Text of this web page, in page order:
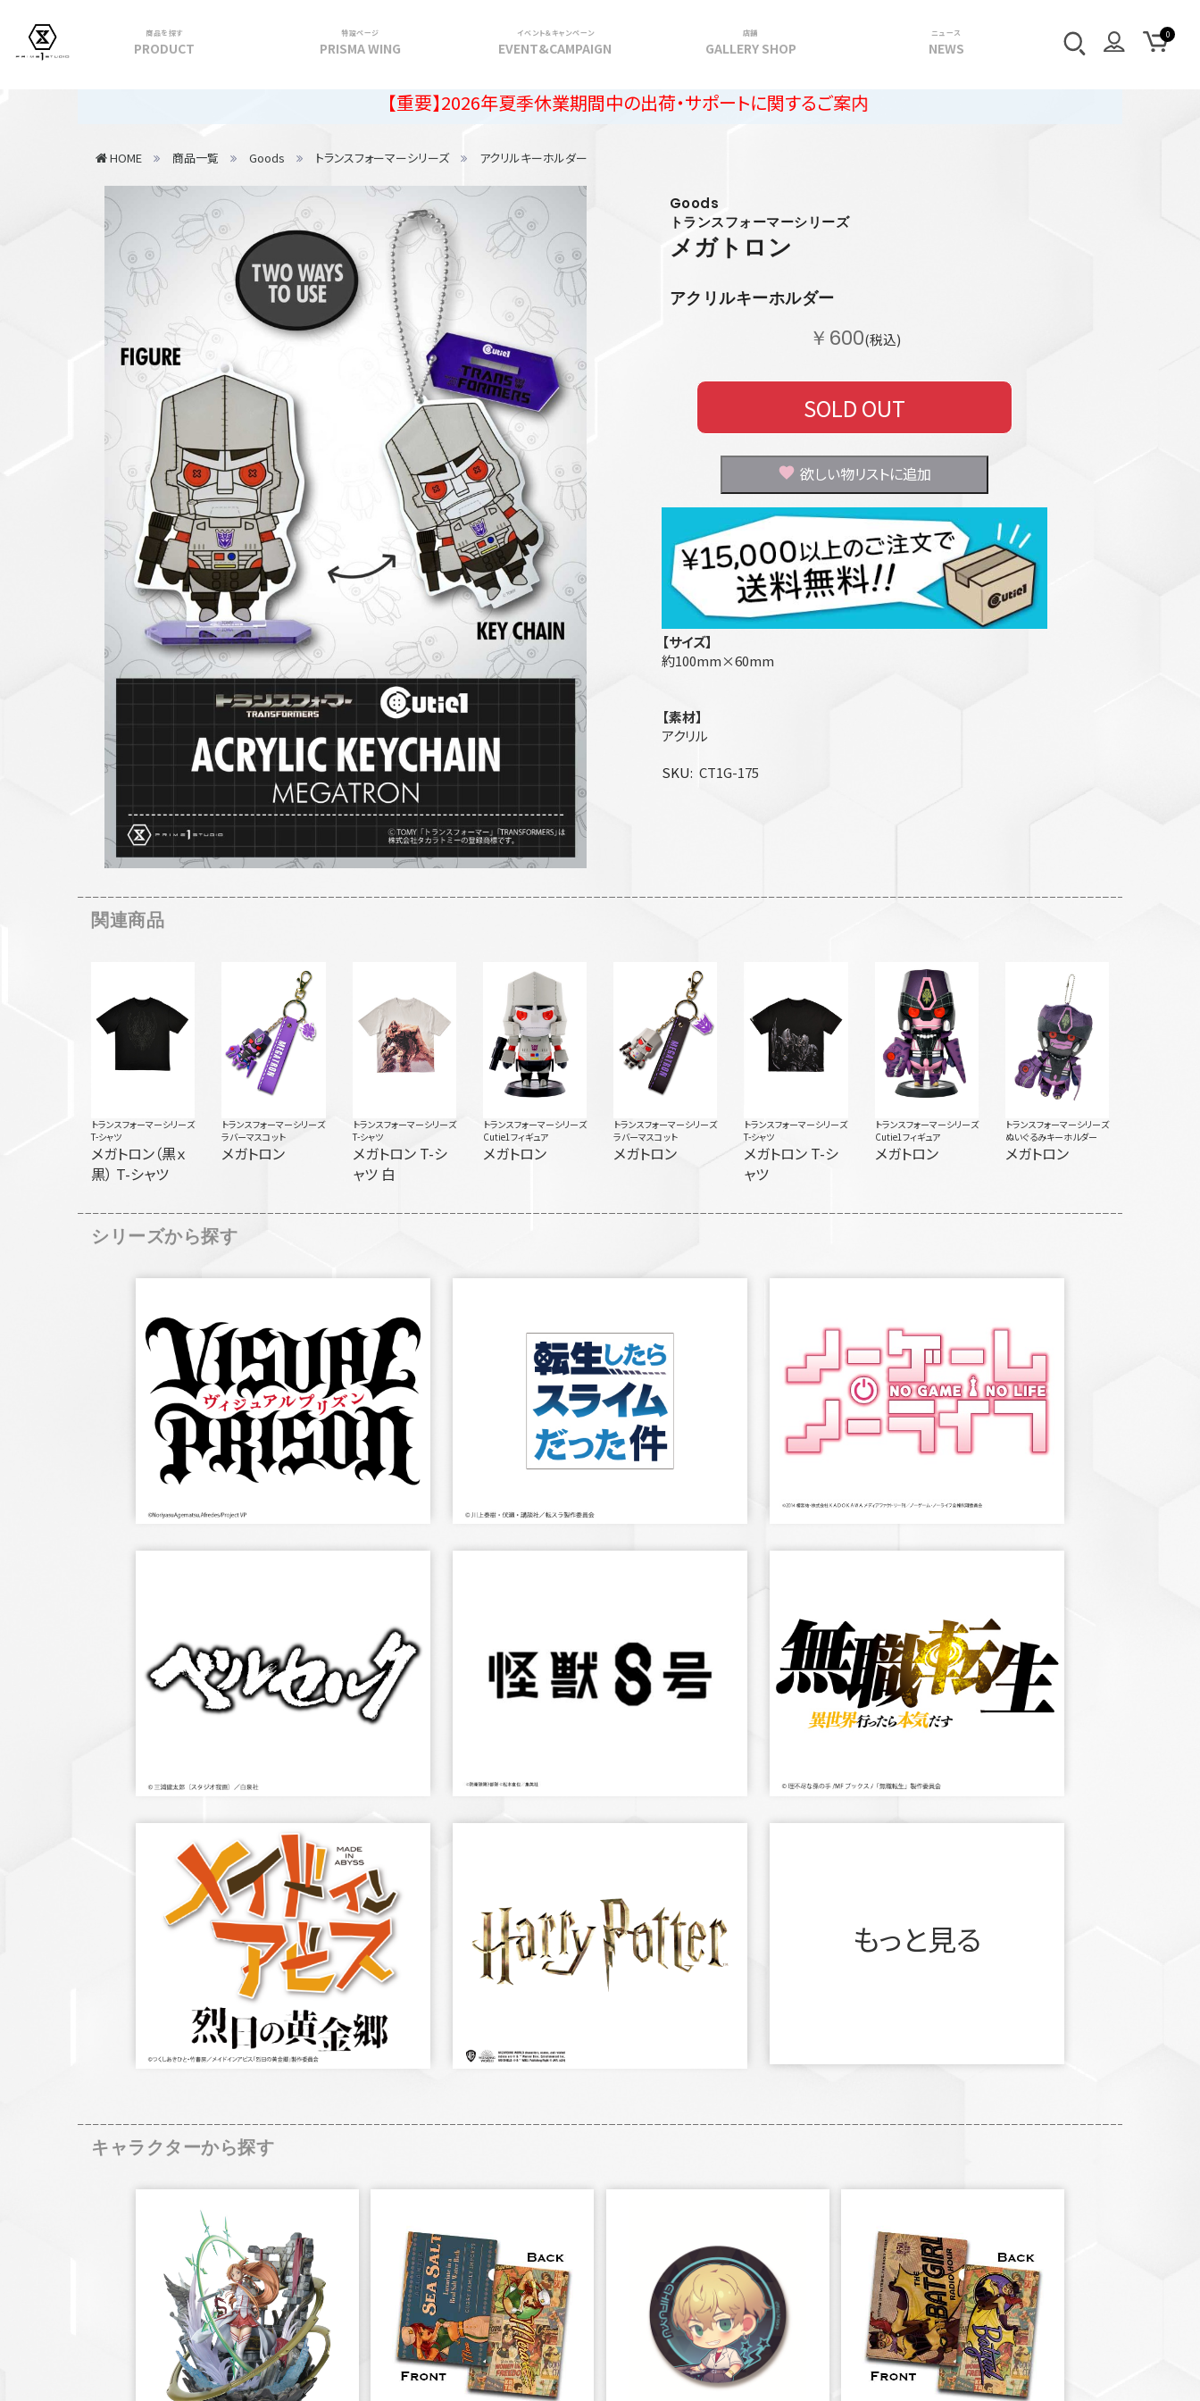
商品を探す
PRODUCT
PRIME 1 STATUE
PRIME COLLECTIBLE FIGURE
VIEW ALL...
VIEW ALL...
アクリルキーホルダー
フィギュアベース
ラバーマスコット
VIEW ALL...
特設ページ
PRISMA WING
イベント＆キャンペーン
EVENT&CAMPAIGN
店舗
GALLERY SHOP
ニュース
NEWS
【重要】2026年夏季休業期間中の出荷・サポートに関するご案内
HOME 商品一覧 Goods トランスフォーマーシリーズ アクリルキーホルダー
Goods
トランスフォーマーシリーズ
メガトロン
アクリルキーホルダー
￥600(税込)
SOLD OUT
欲しい物リストに追加
【サイズ】
約100mm×60mm
【素材】
アクリル
SKU CT1G-175
関連商品
トランスフォーマーシリーズ
T-シャツ
メガトロン（黒ｘ
黒） T-シャツ
トランスフォーマーシリーズ
ラバーマスコット
メガトロン
トランスフォーマーシリーズ
T-シャツ
メガトロン T-シ
ャツ 白
トランスフォーマーシリーズ
Cutie1フィギュア
メガトロン
トランスフォーマーシリーズ
ラバーマスコット
メガトロン
トランスフォーマーシリーズ
T-シャツ
メガトロン T-シ
ャツ
トランスフォーマーシリーズ
Cutie1フィギュア
メガトロン
トランスフォーマーシリーズ
ぬいぐるみキーホルダー
メガトロン
シリーズから探す
もっと見る
キャラクターから探す